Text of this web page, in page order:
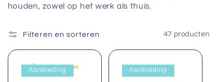
c
t
i
houden, zowel op het werk als thuis.
Filteren en sorteren 47 producten
Aanbieding Aanbieding